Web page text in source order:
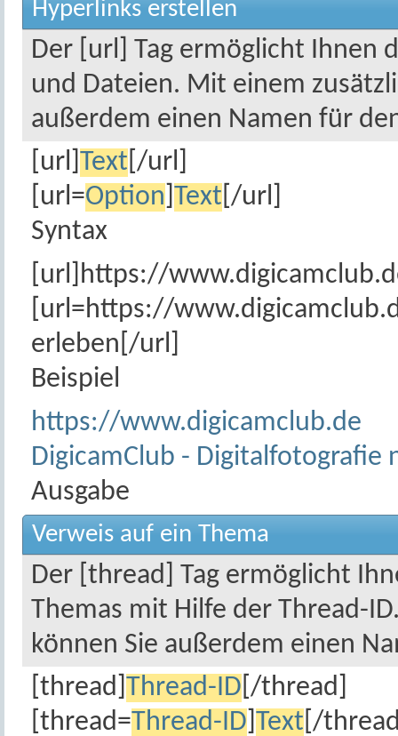
Hyperlinks erstellen
Der [url] Tag ermöglicht Ihnen
und Dateien. Mit einem
außerdem einen Namen für
[url] Text [/url]
[url=Option Text [/url]
Syntax
[url]https://
[url=https://
erleben[/url]
Beispiel
https://www.digicamclub.de
DigicamClub - Digitalfotografie
Ausgabe
Verweis auf ein Thema
Der [thread] Tag ermöglicht
Themas mit Hilfe der Thread-
können Sie außerdem einen
[thread] Thread-ID [/thread]
[thread=Thread-ID Text [/